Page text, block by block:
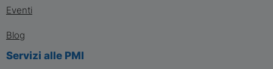
Eventi
Blog
Servizi alle PMI